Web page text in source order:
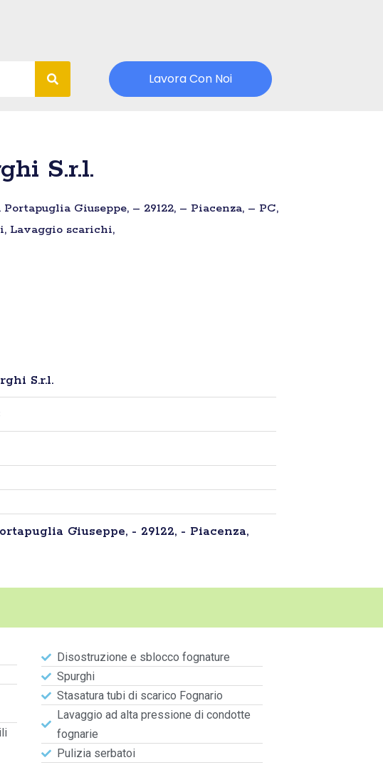
Lavora Con Noi
S.r.l.
Giuseppe, – 29122, – Piacenza, – PC,
Lavaggio scarichi,
S.r.l.
Giuseppe, - 29122, - Piacenza,
Disostruzione e sblocco fognature
Spurghi
Stasatura tubi di scarico Fognario
Lavaggio ad alta pressione di condotte
fognarie
Pulizia serbatoi